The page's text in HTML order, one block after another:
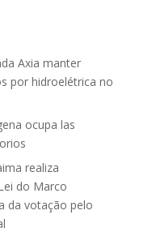
Axia manter
por hidroelétrica no
ocupa las
realiza
do Marco
da votação pelo